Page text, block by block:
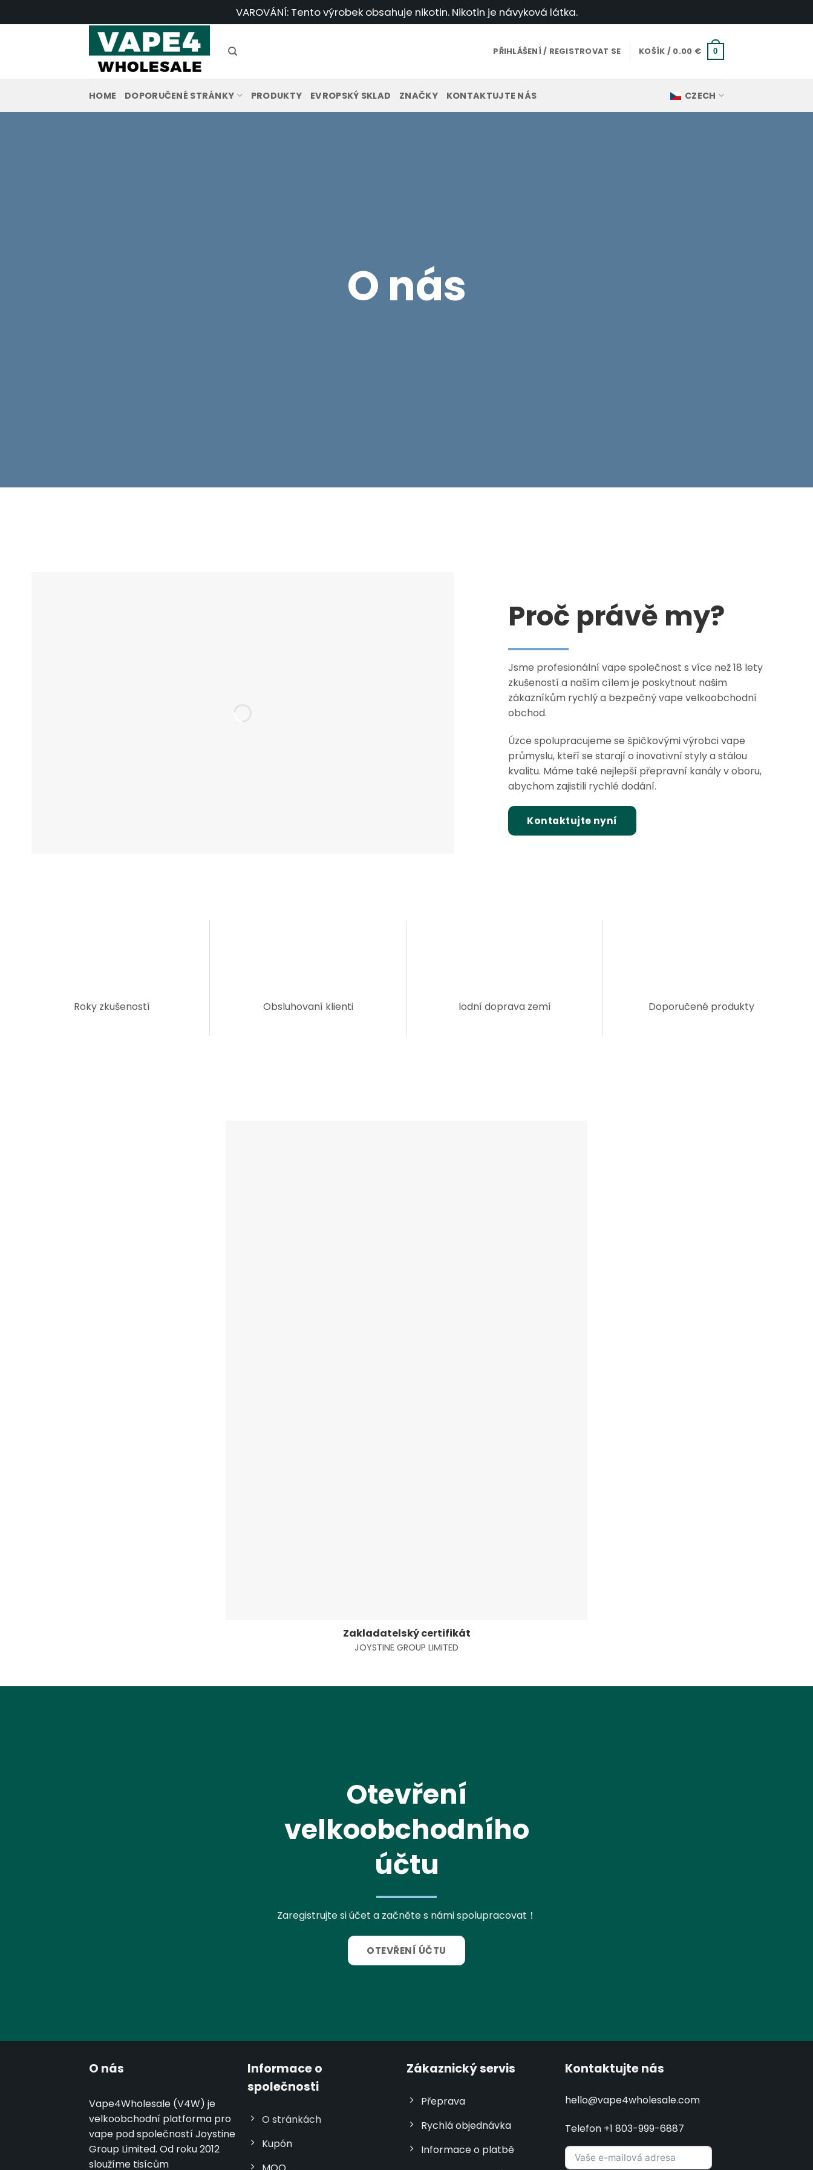
na
VAROVÁNÍ: Tento výrobek obsahuje nikotin. Nikotin je návyková látka.
PŘIHLÁŠENÍ / REGISTROVAT SE KOŠÍK / 0.00 € 0
HOME DOPORUČENÉ STRÁNKY PRODUKTY EVROPSKÝ SKLAD ZNAČKY KONTAKTUJTE NÁS CZECH
O nás
Proč právě my?
Jsme profesionální vape společnost s více než 18 lety
zkušeností a naším cílem je poskytnout našim
zákazníkům rychlý a bezpečný vape velkoobchodní
obchod.
Úzce spolupracujeme se špičkovými výrobci vape
průmyslu, kteří se starají o inovativní styly a stálou
kvalitu. Máme také nejlepší přepravní kanály v oboru,
abychom zajistili rychlé dodání.
Kontaktujte nyní
Roky zkušeností Obsluhovaní klienti lodní doprava zemí Doporučené produkty
Zakladatelský certifikát
JOYSTINE GROUP LIMITED
Otevření
velkoobchodního
účtu
Zaregistrujte si účet a začněte s námi spolupracovat！
OTEVŘENÍ ÚČTU
O nás
Vape4Wholesale (V4W) je
velkoobchodní platforma pro
vape pod společností Joystine
Group Limited. Od roku 2012
sloužíme tisícům
Informace o
společnosti
O stránkách
Kupón
Zákaznický servis
Přeprava
Rychlá objednávka
Informace o platbě
Kontaktujte nás
hello@vape4wholesale.com
Telefon +1 803-999-6887